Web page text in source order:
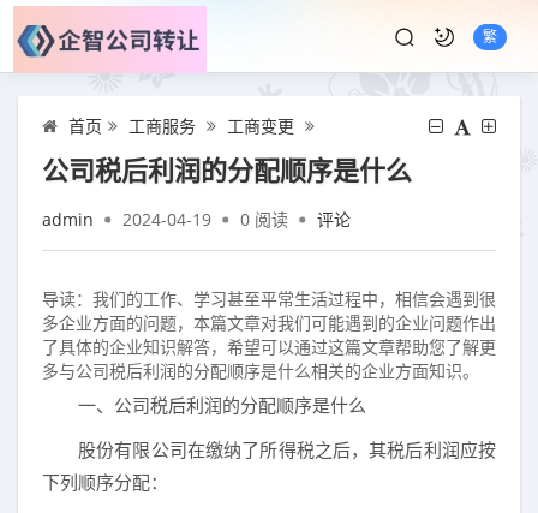
繁
首页 工商服务 工商变更
公司税后利润的分配顺序是什么
admin 2024-04-19 0 阅读 评论
导读：我们的工作、学习甚至平常生活过程中，相信会遇到很
多企业方面的问题，本篇文章对我们可能遇到的企业问题作出
了具体的企业知识解答，希望可以通过这篇文章帮助您了解更
多与公司税后利润的分配顺序是什么相关的企业方面知识。
一、公司税后利润的分配顺序是什么
股份有限公司在缴纳了所得税之后，其税后利润应按
下列顺序分配：